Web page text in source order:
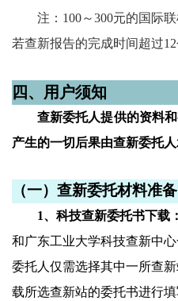
注： 100～300元的国际
若查新报告的完成时间超过12
四、用户须知
查新委托人提供的资料
产生的一切后果由查新委托人
（一）查新委托材料准备
1、 科技查新委托书下载：
和广东工业大学科技查新中
委托人仅需选择其中一所查
载所选查新站的委托书进行填